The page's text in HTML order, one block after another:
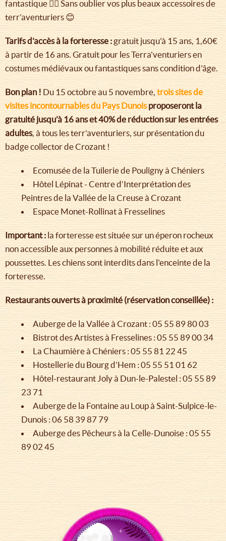
fantastique 🧙‍♂ Sans oublier vos plus beaux accessoires de
terr’aventuriers 😊
Tarifs d’accès à la forteresse : gratuit jusqu'à 15 ans, 1,60€
à partir de 16 ans. Gratuit pour les Terra'venturiers en
costumes médiévaux ou fantastiques sans condition d'âge.
Bon plan ! Du 15 octobre au 5 novembre, trois sites de
visites incontournables du Pays Dunoisproposeront la
gratuité jusqu’à 16 ans et 40% de réduction sur les entrées
adultes, à tous les terr’aventuriers, sur présentation du
badge collector de Crozant !
Ecomusée de la Tuilerie de Pouligny à Chéniers
Hôtel Lépinat - Centre d’Interprétation des
Peintres de la Vallée de la Creuse à Crozant
Espace Monet-Rollinat à Fresselines
Important : la forteresse est située sur un éperon rocheux
non accessible aux personnes à mobilité réduite et aux
poussettes. Les chiens sont interdits dans l'enceinte de la
forteresse.
Restaurants ouverts à proximité (réservation conseillée) :
Auberge de la Vallée à Crozant : 05 55 89 80 03
Bistrot des Artistes à Fresselines : 05 55 89 00 34
La Chaumière à Chéniers : 05 55 81 22 45
Hostellerie du Bourg d'Hem : 05 55 51 01 62
Hôtel-restaurant Joly à Dun-le-Palestel : 05 55 89
23 71
Auberge de la Fontaine au Loup à Saint-Sulpice-le-
Dunois : 06 58 39 87 79
Auberge des Pêcheurs à la Celle-Dunoise : 05 55
89 02 45